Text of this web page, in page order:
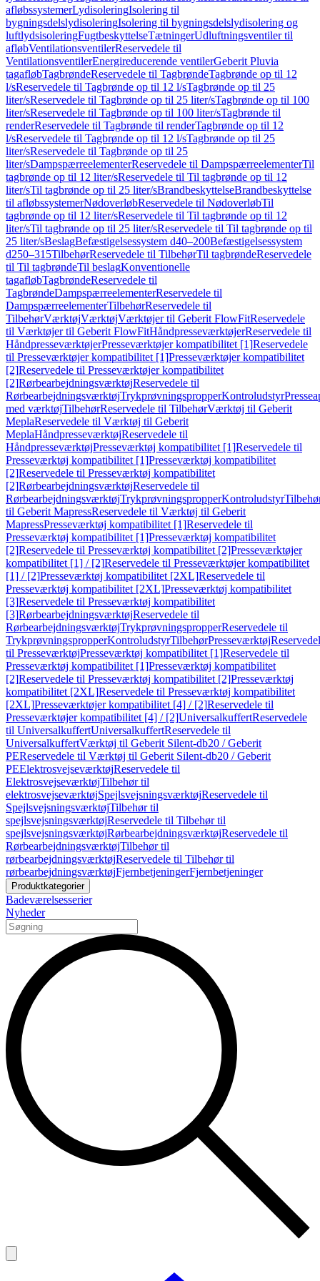
afløbssystemerLydisoleringIsolering til
bygningsdelslydisoleringIsolering til bygningsdelslydisolering og
luftlydsisoleringFugtbeskyttelseTætningerUdluftningsventiler til
afløbVentilationsventilerReservedele til
VentilationsventilerEnergireducerende ventilerGeberit Pluvia
tagafløbTagbrøndeReservedele til TagbrøndeTagbrønde op til 12
l/sReservedele til Tagbrønde op til 12 l/sTagbrønde op til 25
liter/sReservedele til Tagbrønde op til 25 liter/sTagbrønde op til 100
liter/sReservedele til Tagbrønde op til 100 liter/sTagbrønde til
renderReservedele til Tagbrønde til renderTagbrønde op til 12
l/sReservedele til Tagbrønde op til 12 l/sTagbrønde op til 25
liter/sReservedele til Tagbrønde op til 25
liter/sDampspærreelementerReservedele til DampspærreelementerTil
tagbrønde op til 12 liter/sReservedele til Til tagbrønde op til 12
liter/sTil tagbrønde op til 25 liter/sBrandbeskyttelseBrandbeskyttelse
til afløbssystemerNødoverløbReservedele til NødoverløbTil
tagbrønde op til 12 liter/sReservedele til Til tagbrønde op til 12
liter/sTil tagbrønde op til 25 liter/sReservedele til Til tagbrønde op til
25 liter/sBeslagBefæstigelsessystem d40–200Befæstigelsessystem
d250–315TilbehørReservedele til TilbehørTil tagbrøndeReservedele
til Til tagbrøndeTil beslagKonventionelle
tagafløbTagbrøndeReservedele til
TagbrøndeDampspærreelementerReservedele til
DampspærreelementerTilbehørReservedele til
TilbehørVærktøjVærktøjVærktøjer til Geberit FlowFitReservedele
til Værktøjer til Geberit FlowFitHåndpresseværktøjerReservedele til
HåndpresseværktøjerPresseværktøjer kompatibilitet [1]Reservedele
til Presseværktøjer kompatibilitet [1]Presseværktøjer kompatibilitet
[2]Reservedele til Presseværktøjer kompatibilitet
[2]RørbearbejdningsværktøjReservedele til
RørbearbejdningsværktøjTrykprøvningspropperKontroludstyr
med værktøjTilbehørReservedele til TilbehørVærktøj til Geberit
MeplaReservedele til Værktøj til Geberit
MeplaHåndpresseværktøjReservedele til
HåndpresseværktøjPresseværktøj kompatibilitet [1]Reservedele til
Presseværktøj kompatibilitet [1]Presseværktøj kompatibilitet
[2]Reservedele til Presseværktøj kompatibilitet
[2]RørbearbejdningsværktøjReservedele til
RørbearbejdningsværktøjTrykprøvningspropperKontroludstyr
til Geberit MapressReservedele til Værktøj til Geberit
MapressPresseværktøj kompatibilitet [1]Reservedele til
Presseværktøj kompatibilitet [1]Presseværktøj kompatibilitet
[2]Reservedele til Presseværktøj kompatibilitet [2]Presseværktøjer
kompatibilitet [1] / [2]Reservedele til Presseværktøjer kompatibilitet
[1] / [2]Presseværktøj kompatibilitet [2XL]Reservedele til
Presseværktøj kompatibilitet [2XL]Presseværktøj kompatibilitet
[3]Reservedele til Presseværktøj kompatibilitet
[3]RørbearbejdningsværktøjReservedele til
RørbearbejdningsværktøjTrykprøvningspropperReservedele til
TrykprøvningspropperKontroludstyrTilbehørPresseværktøj
til PresseværktøjPresseværktøj kompatibilitet [1]Reservedele til
Presseværktøj kompatibilitet [1]Presseværktøj kompatibilitet
[2]Reservedele til Presseværktøj kompatibilitet [2]Presseværktøj
kompatibilitet [2XL]Reservedele til Presseværktøj kompatibilitet
[2XL]Presseværktøjer kompatibilitet [4] / [2]Reservedele til
Presseværktøjer kompatibilitet [4] / [2]UniversalkuffertReservedele
til UniversalkuffertUniversalkuffertReservedele til
UniversalkuffertVærktøj til Geberit Silent-db20 / Geberit
PEReservedele til Værktøj til Geberit Silent-db20 / Geberit
PEElektrosvejseværktøjReservedele til
ElektrosvejseværktøjTilbehør til
elektrosvejseværktøjSpejlsvejsningsværktøjReservedele til
SpejlsvejsningsværktøjTilbehør til
spejlsvejsningsværktøjReservedele til Tilbehør til
spejlsvejsningsværktøjRørbearbejdningsværktøjReservedele til
RørbearbejdningsværktøjTilbehør til
rørbearbejdningsværktøjReservedele til Tilbehør til
rørbearbejdningsværktøjFjernbetjeningerFjernbetjeninger
Produktkategorier
Badeværelsesserier
Nyheder